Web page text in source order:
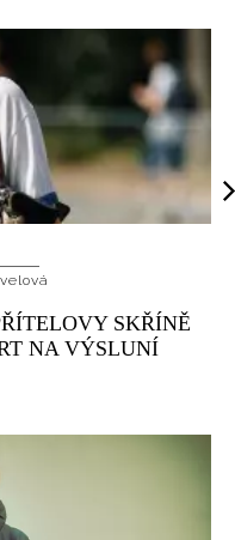
SKŘÍNĚ
NA VÝSLUNÍ